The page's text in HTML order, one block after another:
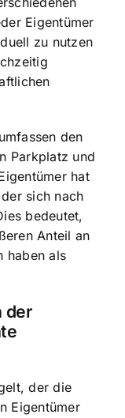
Eigentümer
zu nutzen
den
Parkplatz und
hat
sich nach
bedeutet,
Anteil an
haben als
der
der die
Eigentümer